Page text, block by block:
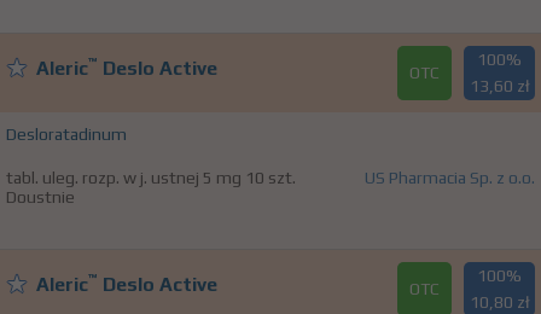
Aleric™ Deslo Active OTC
100%
13,60 zł
Desloratadinum
tabl. uleg. rozp. w j. ustnej 5 mg 10 szt.
Doustnie
US Pharmacia Sp. z o.o.
Aleric™ Deslo Active OTC
100%
10,80 zł